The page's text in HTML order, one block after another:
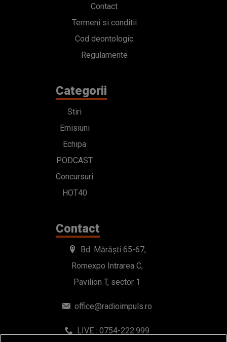
Contact
Termeni si conditii
Cod deontologic
Regulamente
Categorii
Stiri
Emisiuni
Echipa
PODCAST
Concursuri
HOT40
Contact
Bd. Mărăști 65-67,
Romexpo Intrarea C,
Pavilion T, sector 1
office@radioimpuls.ro
LIVE : 0754-222.999